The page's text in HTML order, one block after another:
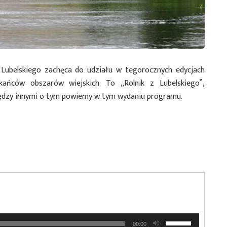
zachęca do udziału w tegorocznych edycjach
obszarów wiejskich. To „Rolnik z Lubelskiego”,
innymi o tym powiemy w tym wydaniu programu.
00:00